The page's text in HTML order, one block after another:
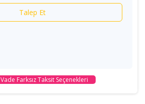
Talep Et
Vade Farksız Taksit Seçenekleri